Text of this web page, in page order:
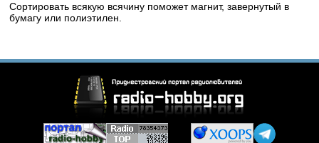
Сортировать всякую всячину поможет магнит, завернутый в
бумагу или полиэтилен.